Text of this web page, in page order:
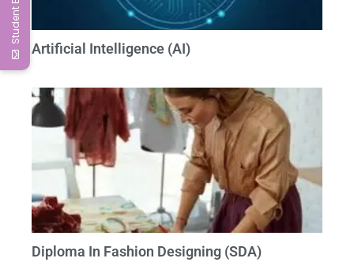
Artificial Intelligence (AI)
Diploma In Fashion Designing (SDA)